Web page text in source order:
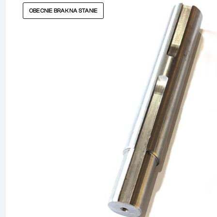
OBECNIE BRAK NA STANIE